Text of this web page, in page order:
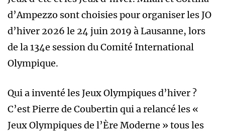
d’Ampezzo sont choisies pour organiser les JO
d’hiver 2026 le 24 juin 2019 à Lausanne, lors
de la 134e session du Comité International
Olympique.
Qui a inventé les Jeux Olympiques d’hiver ?
C’est Pierre de Coubertin qui a relancé les «
Jeux Olympiques de l’Ère Moderne » tous les